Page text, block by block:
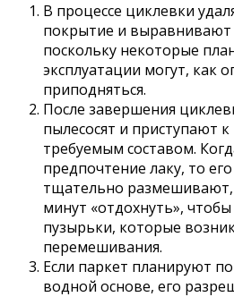
В процессе циклевки
покрытие и
поскольку некоторые
эксплуатации могут, как
приподняться.
После завершения
пылесосят и приступают
требуемым составом.
предпочтение лаку, то
тщательно
минут «отдохнуть»,
пузырьки, которые
перемешивания.
Если паркет планируют
водной основе, его